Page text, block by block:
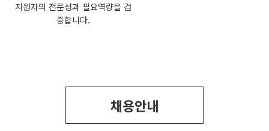
지원자의 전문성과 필요역량을 검
증합니다.
채용안내